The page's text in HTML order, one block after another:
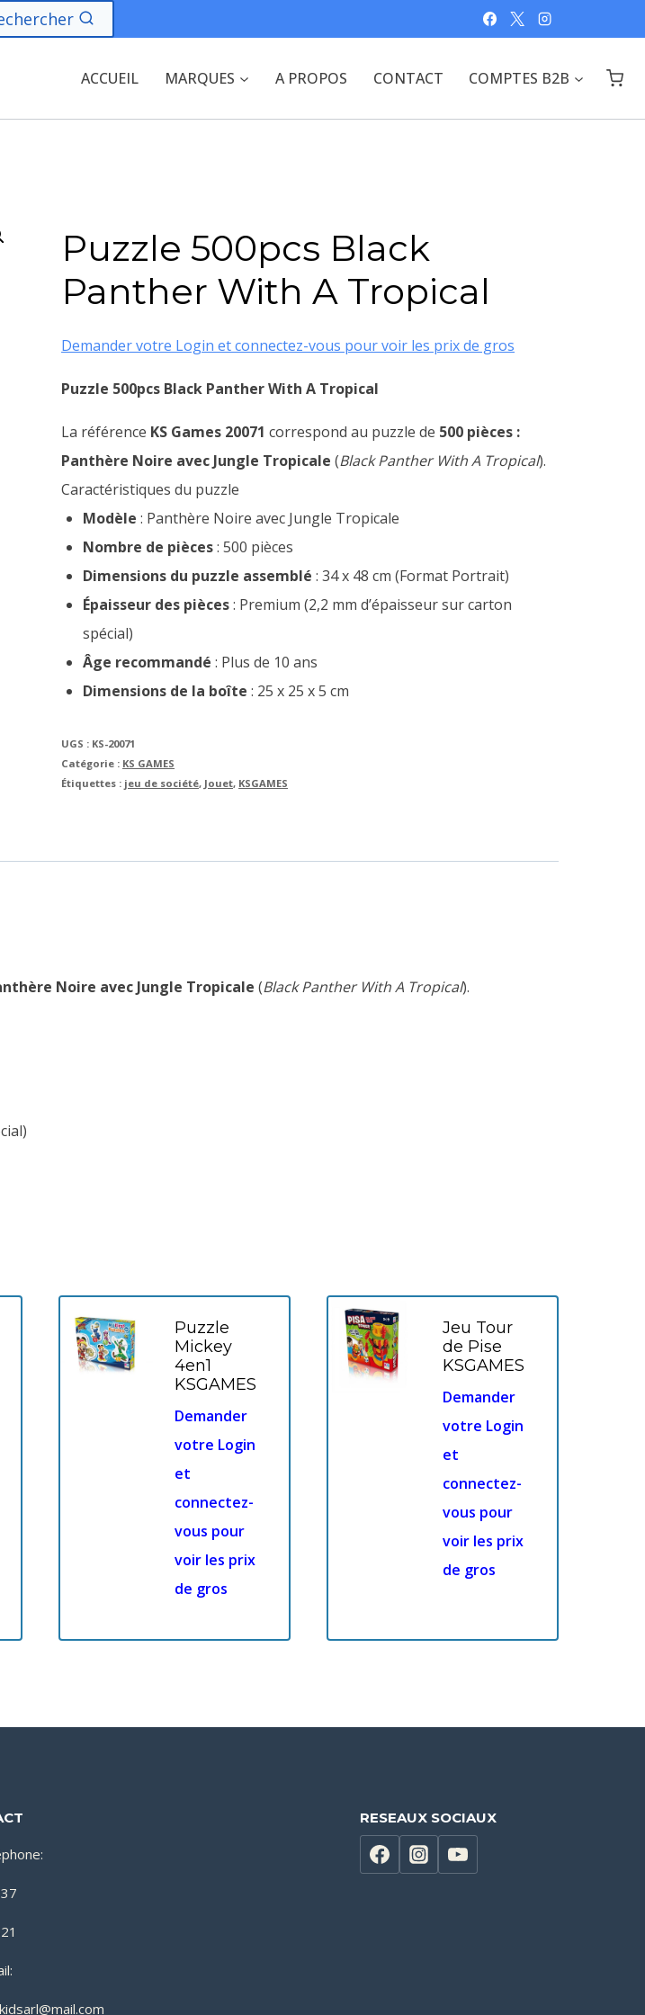
ACCUEIL MARQUES A PROPOS CONTACT COMPTES B2B
Puzzle 500pcs Black
Panther With A Tropical
Demander votre Login et connectez-vous pour voir les prix de gros
Puzzle 500pcs Black Panther With A Tropical
La référence KS Games 20071 correspond au puzzle de 500 pièces :
Panthère Noire avec Jungle Tropicale (Black Panther With A Tropical).
Caractéristiques du puzzle
Modèle : Panthère Noire avec Jungle Tropicale
Nombre de pièces: 500 pièces
Dimensions du puzzle assemblé : 34 x 48 cm (Format Portrait)
Épaisseur des pièces: Premium (2,2 mm d’épaisseur sur carton
spécial)
Âge recommandé : Plus de 10 ans
Dimensions de la boîte : 25 x 25 x 5 cm
UGS : KS-20071
Catégorie : KS GAMES
Étiquettes : jeu de société, Jouet, KSGAMES
Noire avec Jungle Tropicale (Black Panther With A Tropical).
Puzzle
Mickey
4en1
KSGAMES
Demander
votre Login
et
connectez-
vous pour
voir les prix
de gros
Jeu Tour
de Pise
KSGAMES
Demander
votre Login
et
connectez-
vous pour
voir les prix
de gros
RESEAUX SOCIAUX